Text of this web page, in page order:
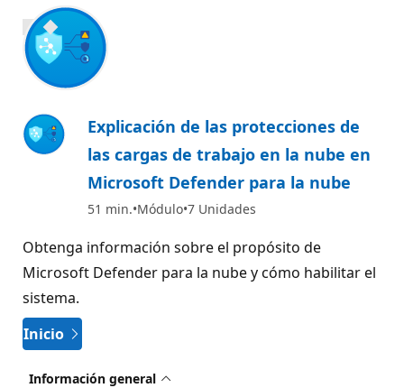
800 XP
Explicación de las protecciones de
las cargas de trabajo en la nube en
Microsoft Defender para la nube
51 min. Módulo 7 Unidades
Obtenga información sobre el propósito de
Microsoft Defender para la nube y cómo habilitar el
sistema.
Inicio
Información general